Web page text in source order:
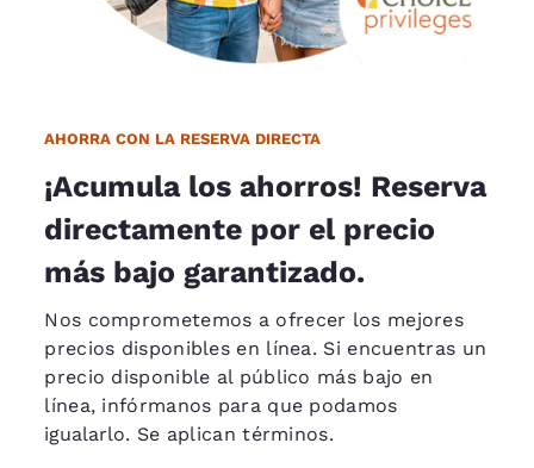
AHORRA CON LA RESERVA DIRECTA
¡Acumula los ahorros! Reserva
directamente por el precio
más bajo garantizado.
Nos comprometemos a ofrecer los mejores
precios disponibles en línea. Si encuentras un
precio disponible al público más bajo en
línea, infórmanos para que podamos
igualarlo. Se aplican términos.